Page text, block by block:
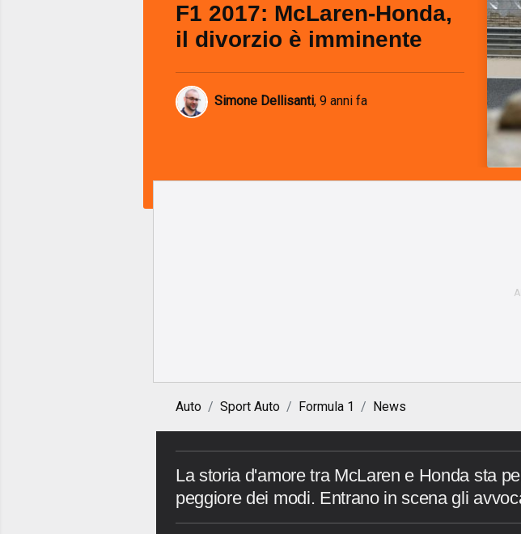
F1 2017: McLaren-Honda,
il divorzio è imminente
Simone Dellisanti, 9 anni fa
Auto Sport Auto Formula 1 News
La storia d'amore tra McLaren e Honda sta
peggiore dei modi. Entrano in scena gli